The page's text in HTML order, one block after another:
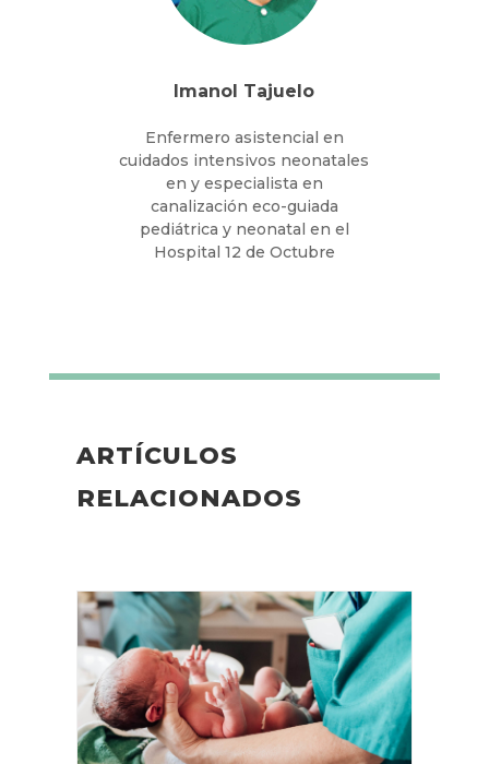
Imanol Tajuelo
Enfermero asistencial en
cuidados intensivos neonatales
en y especialista en
canalización eco-guiada
pediátrica y neonatal en el
Hospital 12 de Octubre
ARTÍCULOS
RELACIONADOS